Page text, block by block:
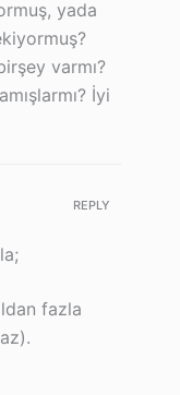
yada
varmı?
İyi
REPLY
fazla